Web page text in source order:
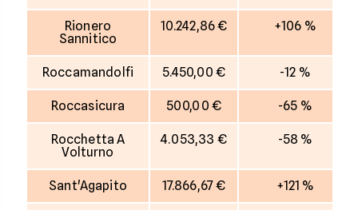
Rionero
Sannitico
10.242,86 € +106 %
Roccamandolfi 5.450,00 € -12 %
Roccasicura 500,00 € -65 %
Rocchetta A
Volturno
4.053,33 € -58 %
Sant'Agapito 17.866,67 € +121 %